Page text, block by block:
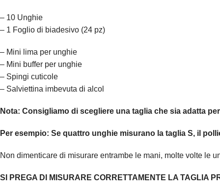
– 10 Unghie
– 1 Foglio di biadesivo (24 pz)
– Mini lima per unghie
– Mini buffer per unghie
– Spingi cuticole
– Salviettina imbevuta di alcol
Nota: Consigliamo di scegliere una taglia che sia adatta
Per esempio: Se quattro unghie misurano la taglia S, il
Non dimenticare di misurare entrambe le mani, molte volte le
SI PREGA DI MISURARE CORRETTAMENTE LA TAGLIA